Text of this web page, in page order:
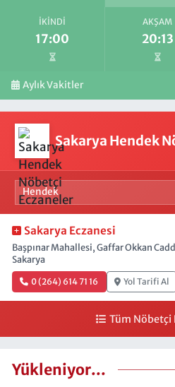
İKINDI
17:00
AKŞAM
20:13
Aylık Vakitler
Sakarya Hendek
Sakarya Eczanesi
Başpınar Mahallesi, Gaffar Okkan
Sakarya
0 (264) 614 71 16 Yol Tarifi Al
Tüm Nöbetçi
Yükleniyor...